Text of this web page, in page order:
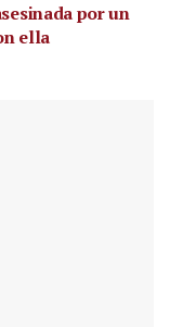
por un
ella